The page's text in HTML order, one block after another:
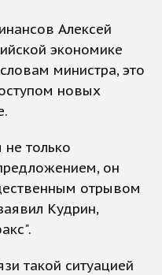
Алексей
экономике
министра, это
новых
не только
он
отрывом
Кудрин,
такой ситуацией